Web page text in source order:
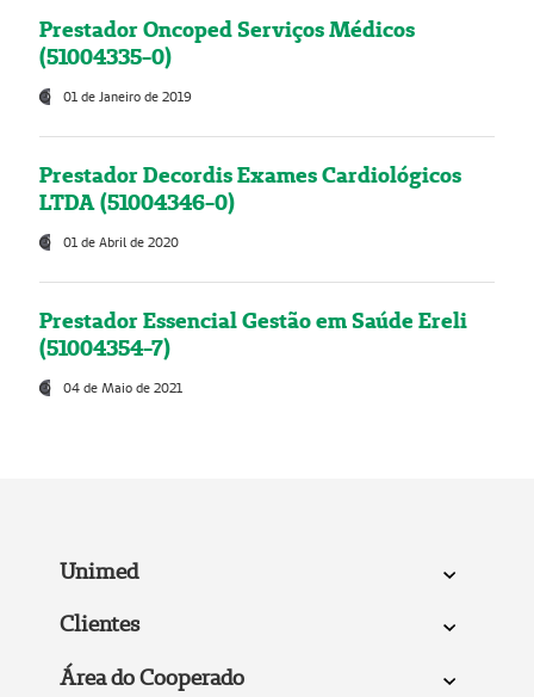
Prestador Oncoped Serviços Médicos
(51004335-0)
01 de Janeiro de 2019
Prestador Decordis Exames Cardiológicos
LTDA (51004346-0)
01 de Abril de 2020
Prestador Essencial Gestão em Saúde Ereli
(51004354-7)
04 de Maio de 2021
Unimed
Clientes
Área do Cooperado